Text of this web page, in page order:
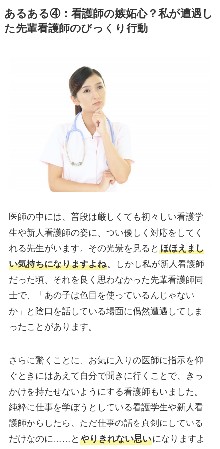
あるある④：看護師の嫉妬心？私が遭遇し
た先輩看護師のびっくり行動
医師の中には、普段は厳しくても初々しい看護学
生や新人看護師の姿に、つい優しく対応をしてく
れる先生がいます。その光景を見ると ほほえまし
い気持ちになりますよね。しかし私が新人看護師
だった頃、それを良く思わなかった先輩看護師同
士で、「あの子は色目を使っているんじゃない
か」と陰口を話している場面に偶然遭遇してしま
ったことがあります。
さらに驚くことに、お気に入りの医師に指示を仰
ぐときにはあえて自分で聞きに行くことで、きっ
かけを持たせないようにする看護師もいました。
純粋に仕事を学ぼうとしている看護学生や新人看
護師からしたら、ただ仕事の話を真剣にしている
だけなのに……と やりきれない思いになりますよ